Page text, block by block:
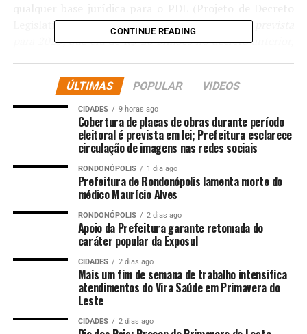
Legislativo) que foi aprovado.“A arrecadação prevista
para 2025, que era de R$ 20 bilhões no decreto anterior,
Gleisi e os governistas dizem que, com a derrubada do
decreto e a rejeição daMP (Medida Provisória), uma das
soluções é contingenciar as emendas dos congressistas,
o que pode deteriorar a relação do Planalto com o
“As emendas parlamentares também serão afetadas pela
derrubada do Decreto. Em 2025, o contingenciamento
adicional de emendas será de R$ 2,7 bilhões, somando-
se aos R$ 7,1 bilhões já contidos, resultando no total de
R$ 9,8 bilhões. Em 2026, considerado apenas o efeito
dessa medida, a derrubada do decreto resulta em perda
de R$ 7,1 bilhões para as emendas parlamentares”,disse.
um conflito com o Legislativo. Apesar disso, o líder do
CONTINUE READING
ÚLTIMAS POPULAR VIDEOS
CIDADES 9 horas ago
Cobertura de placas de obras durante período
eleitoral é prevista em lei; Prefeitura esclarece
circulação de imagens nas redes sociais
RONDONÓPOLIS 1 dia ago
Prefeitura de Rondonópolis lamenta morte do
médico Maurício Alves
RONDONÓPOLIS 2 dias ago
Apoio da Prefeitura garante retomada do
caráter popular da Exposul
CIDADES 2 dias ago
Mais um fim de semana de trabalho intensifica
atendimentos do Vira Saúde em Primavera do
Leste
CIDADES 2 dias ago